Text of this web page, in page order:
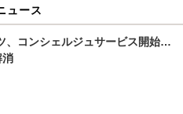
ュース
、コンシェルジュサービス開始…
消